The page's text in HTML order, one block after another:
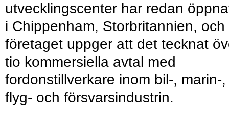
utvecklingscenter har redan
i Chippenham, Storbritannien, och
företaget uppger att det tecknat
tio kommersiella avtal med
fordonstillverkare inom bil-, marin-,
flyg- och försvarsindustrin.